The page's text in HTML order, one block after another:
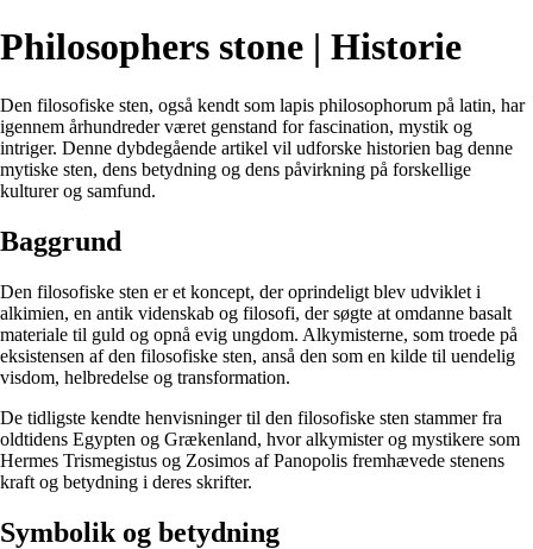
Philosophers stone | Historie
Den filosofiske sten, også kendt som lapis philosophorum på latin, har
igennem århundreder været genstand for fascination, mystik og
intriger. Denne dybdegående artikel vil udforske historien bag denne
mytiske sten, dens betydning og dens påvirkning på forskellige
kulturer og samfund.
Baggrund
Den filosofiske sten er et koncept, der oprindeligt blev udviklet i
alkimien, en antik videnskab og filosofi, der søgte at omdanne basalt
materiale til guld og opnå evig ungdom. Alkymisterne, som troede på
eksistensen af den filosofiske sten, anså den som en kilde til uendelig
visdom, helbredelse og transformation.
De tidligste kendte henvisninger til den filosofiske sten stammer fra
oldtidens Egypten og Grækenland, hvor alkymister og mystikere som
Hermes Trismegistus og Zosimos af Panopolis fremhævede stenens
kraft og betydning i deres skrifter.
Symbolik og betydning